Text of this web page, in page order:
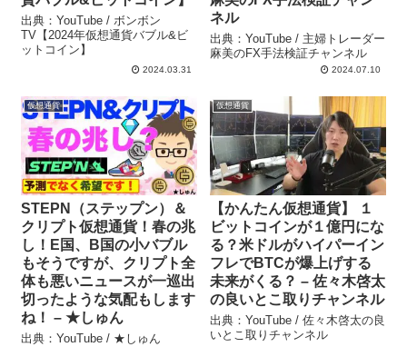
出典：YouTube / ボンボン
TV【2024年仮想通貨バブル&ビ
ットコイン】
2024.03.31
ネル
出典：YouTube / 主婦トレーダー
麻美のFX手法検証チャンネル
2024.07.10
仮想通貨
STEPN（ステップン）＆
クリプト仮想通貨！春の兆
し！E国、B国の小バブル
もそうですが、クリプト全
体も悪いニュースが一巡出
切ったような気配もします
ね！ – ★しゅん
出典：YouTube / ★しゅん
仮想通貨
【かんたん仮想通貨】 １
ビットコインが１億円にな
る？米ドルがハイパーイン
フレでBTCが爆上げする
未来がくる？ – 佐々木啓太
の良いとこ取りチャンネル
出典：YouTube / 佐々木啓太の良
いとこ取りチャンネル